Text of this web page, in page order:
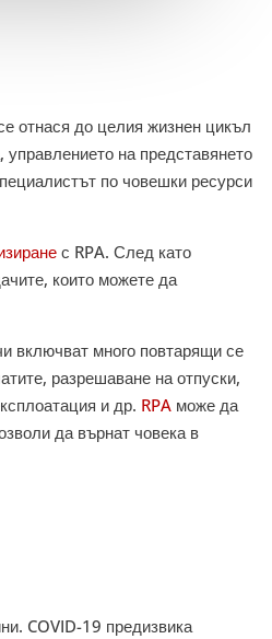
отнася до целия жизнен цикъл
на представянето
по човешки ресурси
с RPA. След като
които можете да
включват много повтарящи се
разрешаване на отпуски,
и др. RPA може да
да върнат човека в
COVID-19 предизвика